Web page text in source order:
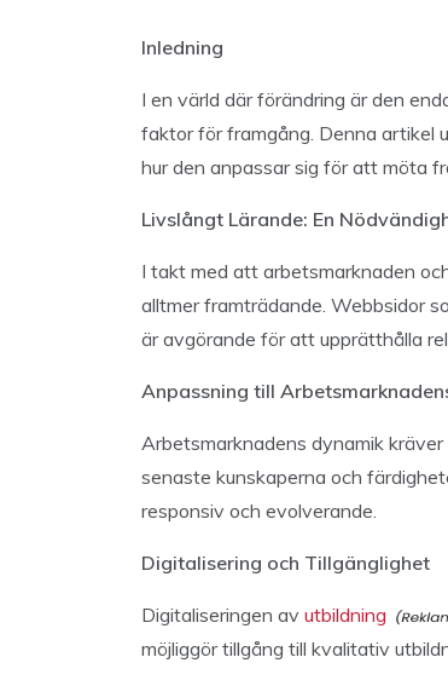
Inledning
I en värld där förändring är den
faktor för framgång. Denna artikel
hur den anpassar sig för att möta
Livslångt Lärande: En
I takt med att arbetsmarknaden
alltmer framträdande. Webbsidor
är avgörande för att upprätthålla
Anpassning till
Arbetsmarknadens dynamik
senaste kunskaperna och
responsiv och evolverande.
Digitalisering och Tillgänglighet
Digitaliseringen av utbildning
möjliggör tillgång till kvalitativ